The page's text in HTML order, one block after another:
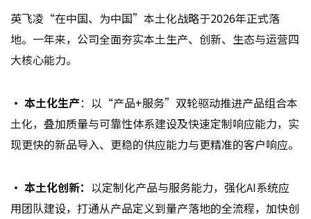
英飞凌“在中国、为中国”本土化战略于2026年正式落
地。一年来，公司全面夯实本土生产、创新、生态与运营四
大核心能力。
• 本土化生产：以“产品+服务”双轮驱动推进产品组合本
土化，叠加质量与可靠性体系建设及快速定制响应能力，实
现更快的新品导入、更稳的供应能力与更精准的客户响应。
• 本土化创新： 以定制化产品与服务能力，强化AI系统应
用团队建设，打通从产品定义到量产落地的全流程，加快创